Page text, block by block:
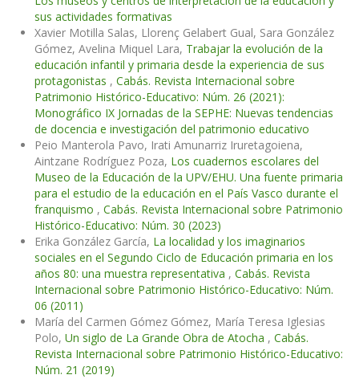
sus actividades formativas
Xavier Motilla Salas, Llorenç Gelabert Gual, Sara González
Gómez, Avelina Miquel Lara, Trabajar la evolución de la
educación infantil y primaria desde la experiencia de sus
protagonistas , Cabás. Revista Internacional sobre
Patrimonio Histórico-Educativo: Núm. 26 (2021):
Monográfico IX Jornadas de la SEPHE: Nuevas tendencias
de docencia e investigación del patrimonio educativo
Peio Manterola Pavo, Irati Amunarriz Iruretagoiena,
Aintzane Rodríguez Poza, Los cuadernos escolares del
Museo de la Educación de la UPV/EHU. Una fuente primaria
para el estudio de la educación en el País Vasco durante el
franquismo , Cabás. Revista Internacional sobre Patrimonio
Histórico-Educativo: Núm. 30 (2023)
Erika González García, La localidad y los imaginarios
sociales en el Segundo Ciclo de Educación primaria en los
años 80: una muestra representativa , Cabás. Revista
Internacional sobre Patrimonio Histórico-Educativo: Núm.
06 (2011)
María del Carmen Gómez Gómez, María Teresa Iglesias
Polo, Un siglo de La Grande Obra de Atocha , Cabás.
Revista Internacional sobre Patrimonio Histórico-Educativo:
Núm. 21 (2019)